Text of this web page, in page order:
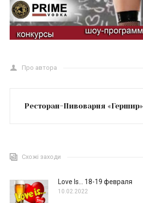
Про автора
Ресторан-Пивоварня «Гершир»
Схожі заходи
Love Is… 18-19 февраля
10.02.2022